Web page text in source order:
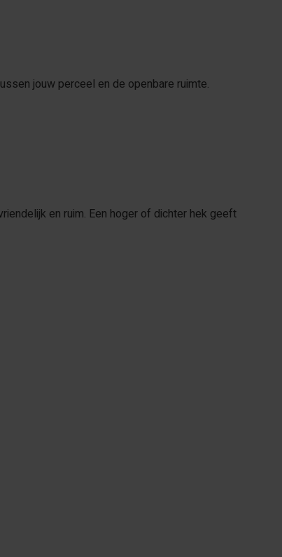
jouw perceel en de openbare ruimte.
en ruim. Een hoger of dichter hek geeft